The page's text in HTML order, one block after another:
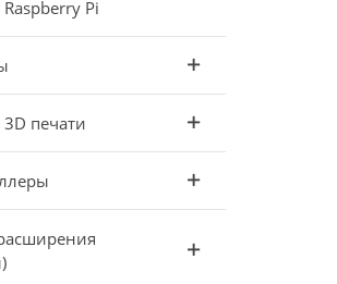
Pi
3D печати